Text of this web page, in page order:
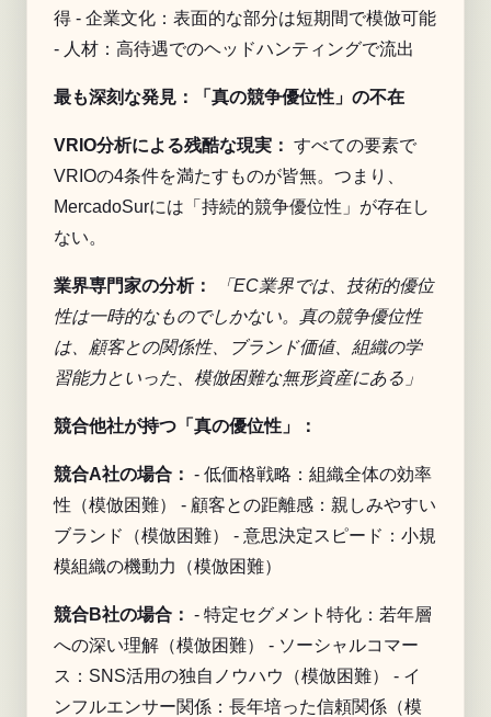
得 - 企業文化：表面的な部分は短期間で模倣可能
- 人材：高待遇でのヘッドハンティングで流出
最も深刻な発見：「真の競争優位性」の不在
VRIO分析による残酷な現実： すべての要素で
VRIOの4条件を満たすものが皆無。つまり、
MercadoSurには「持続的競争優位性」が存在し
ない。
業界専門家の分析：
「EC業界では、技術的優位
性は一時的なものでしかない。真の競争優位性
は、顧客との関係性、ブランド価値、組織の学
習能力といった、模倣困難な無形資産にある」
競合他社が持つ「真の優位性」：
競合A社の場合： - 低価格戦略：組織全体の効率
性（模倣困難） - 顧客との距離感：親しみやすい
ブランド（模倣困難） - 意思決定スピード：小規
模組織の機動力（模倣困難）
競合B社の場合： - 特定セグメント特化：若年層
への深い理解（模倣困難） - ソーシャルコマー
ス：SNS活用の独自ノウハウ（模倣困難） - イ
ンフルエンサー関係：長年培った信頼関係（模